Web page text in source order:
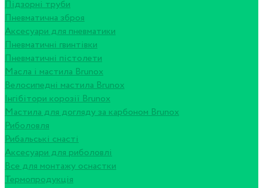
Підзорні труби
Пневматична зброя
Аксесуари для пневматики
Пневматичні гвинтівки
Пневматичні пістолети
Масла і мастила Brunox
Велосипедні мастила Brunox
Інгібітори корозії Brunox
Мастила для догляду за карбоном Brunox
Риболовля
Рибальські снасті
Аксесуари для риболовлі
Все для монтажу оснастки
Термопродукція